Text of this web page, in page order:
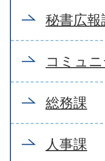
秘書広報
コミュ
総務課
人事課